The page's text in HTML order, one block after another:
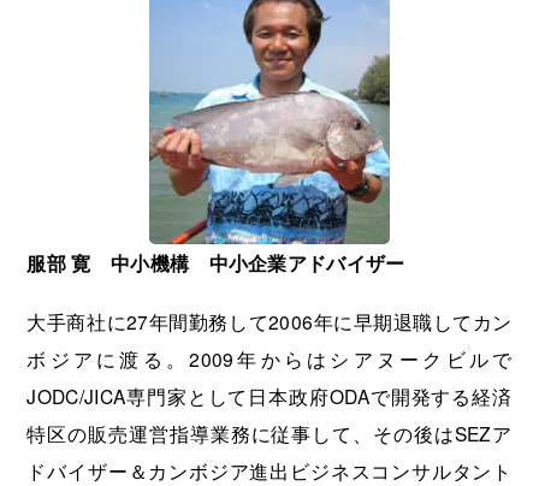
服部 寛 中小機構 中小企業アドバイザー
大手商社に27年間勤務して2006年に早期退職してカン
ボジアに渡る。2009年からはシアヌークビルで
JODC/JICA専門家として日本政府ODAで開発する経済
特区の販売運営指導業務に従事して、その後はSEZア
ドバイザー＆カンボジア進出ビジネスコンサルタント